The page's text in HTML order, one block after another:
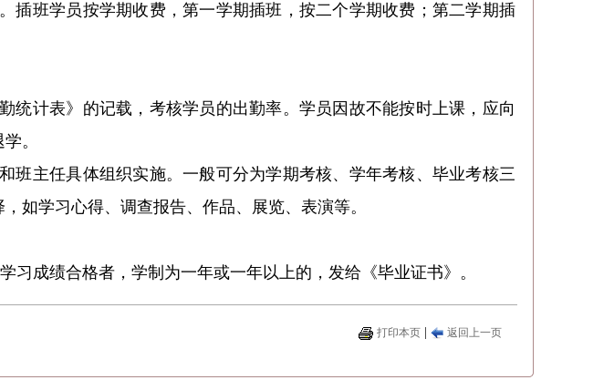
插班学员按学期收费，第一学期插班，按二个学期收费；第二学期插
统计表》的记载，考核学员的出勤率。学员因故不能按时上课，应向
。
班主任具体组织实施。一般可分为学期考核、学年考核、毕业考核三
如学习心得、调查报告、作品、展览、表演等。
习成绩合格者，学制为一年或一年以上的，发给《毕业证书》。
打印本页 返回上一页